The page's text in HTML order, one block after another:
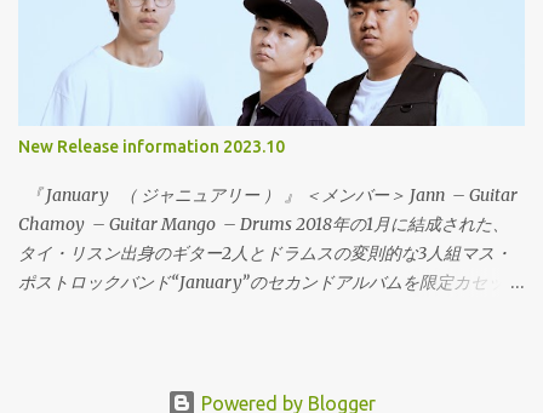
05.Streghe 06.Buonanotte Raga FOMR-0101 LP (One Sided LP)
2023年7月中旬発売予定 オープンプライス 全6曲 ※To Lose La
その年に16年ぶりの新曲「Surrender」を7月にデジタル配信でリ
リースした。この曲は、My Bloody ValentineやThe White Stripes
のマスタリングを務めた、Noel Summmervilleが担当した。
「Surrender」は、前作「Sound And Diversity」からの再スタート
という位置づけになっている。そして、続けてシングル「2nd」と
ックは健在で、Leiahの王道のサウンドが再び戻ってきた。この時
点で、すでに新しいアルバム制作の構想があって準備を進めてい
た。Leiahは、90年代後半にフロントマン兼ソングライター David
Lehnberg が、高校時代の友人とエモショーナルなパンクを軸とし
The Get Up Kids、Hot Water Music、As Friends Rustなどと共演し
New Release information 2023.10
『 January （ ジャニュアリー ） 』 ＜メンバー＞ Jann – Guitar
Chamoy – Guitar Mango – Drums 2018年の1月に結成された、
タイ・リスン出身のギター2人とドラムスの変則的な3人組マス・
ポストロックバンド“January”のセカンドアルバムを限定カセット
メロディーセンスに磨きがかかっている。今作では、「We will be
Powered by Blogger